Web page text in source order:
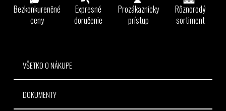
Bezkonkurenčné
ceny
Expresné
doručenie
Prozákaznícky
prístup
Rôznorodý
sortiment
VŠETKO O NÁKUPE
DOKUMENTY